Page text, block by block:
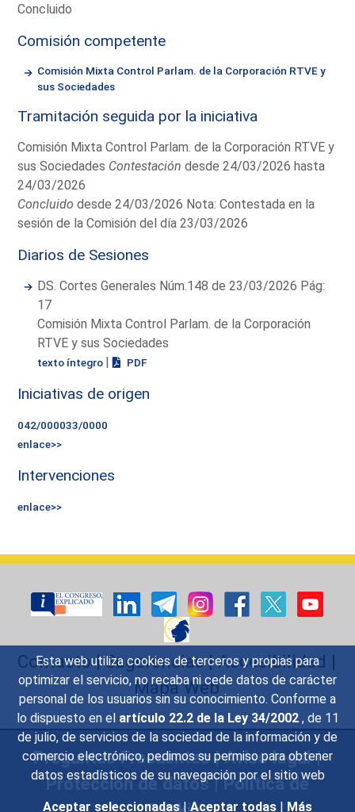
Esta web utiliza cookies de terceros y propias para
optimizar el servicio, no recaba ni cede datos de carácter
personal de los usuarios sin su conocimiento. Conforme a
lo dispuesto en el artículo 22.2 de la Ley 34/2002 , de 11
de julio, de servicios de la sociedad de la información y de
comercio electrónico, pedimos su permiso para obtener
datos estadísticos de su navegación por el sitio web
Aceptar seleccionadas | Aceptar todas | Más
Concluido
Comisión competente
Comisión Mixta Control Parlam. de la Corporación RTVE y
sus Sociedades
Tramitación seguida por la iniciativa
Comisión Mixta Control Parlam. de la Corporación RTVE y
sus Sociedades Contestación desde 24/03/2026 hasta
24/03/2026
Concluido desde 24/03/2026 Nota: Contestada en la
sesión de la Comisión del día 23/03/2026
Diarios de Sesiones
DS. Cortes Generales Núm.148 de 23/03/2026 Pág:
17
Comisión Mixta Control Parlam. de la Corporación
RTVE y sus Sociedades
texto íntegro | PDF
Iniciativas de origen
042/000033/0000
enlace>>
Intervenciones
enlace>>
Contacto|Sugerencias|Accesibilidad |
Mapa Web
Preguntas Frecuentes|Aviso legal|
Protección de datos|Política de